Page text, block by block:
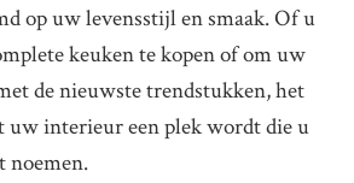
op uw levensstijl en smaak. Of u
keuken te kopen of om uw
de nieuwste trendstukken, het
uw interieur een plek wordt die u
noemen.